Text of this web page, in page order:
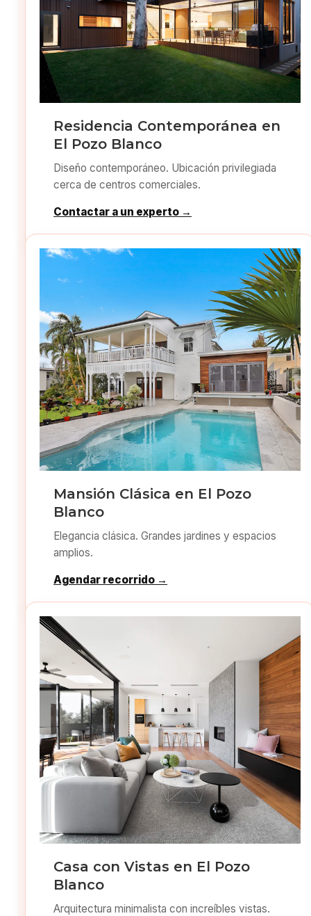
Residencia Contemporánea en
El Pozo Blanco
Diseño contemporáneo. Ubicación privilegiada
cerca de centros comerciales.
Contactar a un experto →
Mansión Clásica en El Pozo
Blanco
Elegancia clásica. Grandes jardines y espacios
amplios.
Agendar recorrido →
Casa con Vistas en El Pozo
Blanco
Arquitectura minimalista con increíbles vistas.